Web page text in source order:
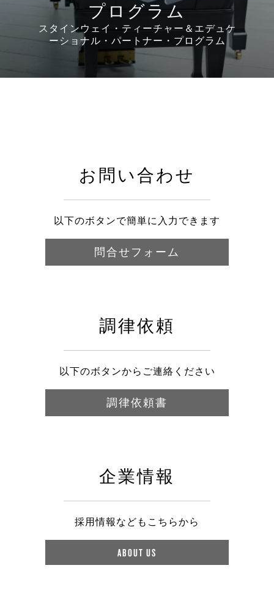
プログラム
スタインウェイ・ティーチャー＆エデュケ
ーショナル・パートナー・プログラム
お問い合わせ
以下のボタンで簡単に入力できます
問合せフォーム
調律依頼
以下のボタンからご連絡ください
調律依頼書
企業情報
採用情報などもこちらから
ABOUT US